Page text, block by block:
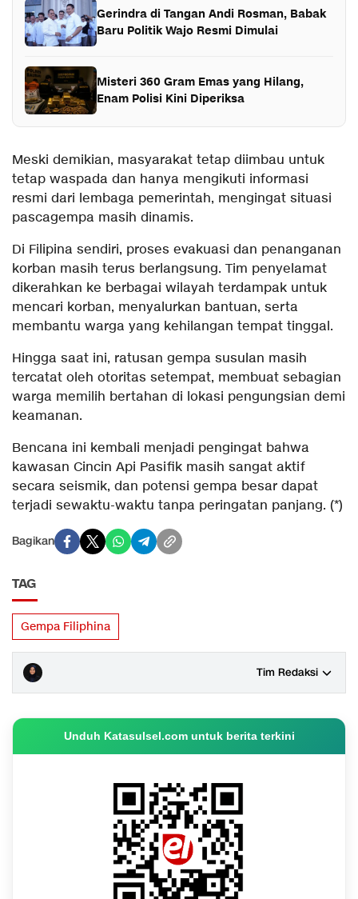
Gerindra di Tangan Andi Rosman, Babak
Baru Politik Wajo Resmi Dimulai
Misteri 360 Gram Emas yang Hilang,
Enam Polisi Kini Diperiksa
Meski demikian, masyarakat tetap diimbau untuk
tetap waspada dan hanya mengikuti informasi
resmi dari lembaga pemerintah, mengingat situasi
pascagempa masih dinamis.
Di Filipina sendiri, proses evakuasi dan penanganan
korban masih terus berlangsung. Tim penyelamat
dikerahkan ke berbagai wilayah terdampak untuk
mencari korban, menyalurkan bantuan, serta
membantu warga yang kehilangan tempat tinggal.
Hingga saat ini, ratusan gempa susulan masih
tercatat oleh otoritas setempat, membuat sebagian
warga memilih bertahan di lokasi pengungsian demi
keamanan.
Bencana ini kembali menjadi pengingat bahwa
kawasan Cincin Api Pasifik masih sangat aktif
secara seismik, dan potensi gempa besar dapat
terjadi sewaktu-waktu tanpa peringatan panjang. (*)
Bagikan
TAG
Gempa Filiphina
Tim Redaksi
Unduh Katasulsel.com untuk berita terkini